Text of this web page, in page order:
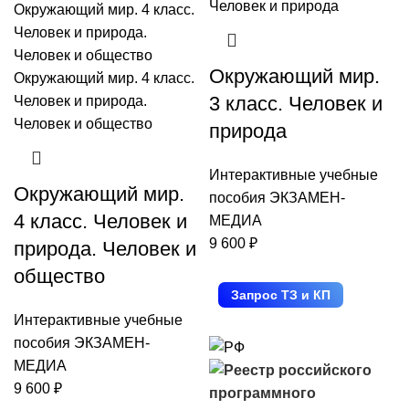
Окружающий мир.
4 класс. Человек и
природа. Человек и
общество
Интерактивные учебные
пособия ЭКЗАМЕН-
МЕДИА
9 600 ₽
Окружающий мир.
3 класс. Человек и
природа
Интерактивные учебные
пособия ЭКЗАМЕН-
МЕДИА
9 600 ₽
Запрос ТЗ и КП